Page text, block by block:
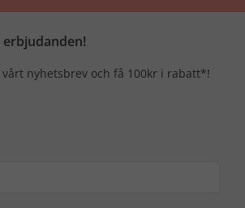
nyhetsbrev och få 100kr i rabatt*!